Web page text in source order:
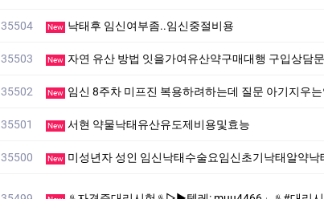
35504 New 낙태후 임신여부좀..임신중절비용
35503 New 자연 유산 방법 잇을가여유산약구매대행 구입상담
35502 New 임신 8주차 미프진 복용하려하는데 질문 아기지우
35501 New 서현 약물낙태유산유도제비용및효능
35500 New 미성년자 성인 임신낙태수술요임신초기낙태알약낙